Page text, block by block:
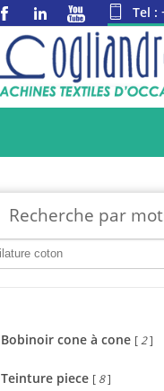
Tel :
Recherche par
Bobinoir cone à cone [2]
Teinture piece [ 8]